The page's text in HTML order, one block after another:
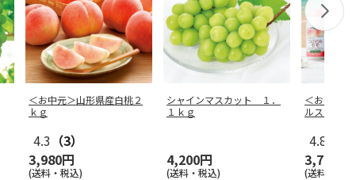
＜お中元＞山形県産白桃２
ｋｇ
4.3 （3）
3,980円
(送料・税込)
シャインマスカット １．
１ｋｇ
4,200円
(送料・税込)
＜お中元＞
ルスターズ
4.8
3,780円
(送料・税込)